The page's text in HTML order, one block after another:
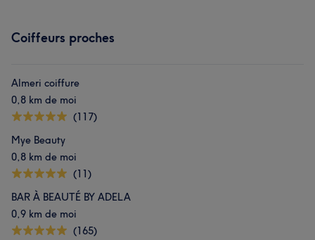
Coiffeurs proches
Almeri coiffure
0,8 km de moi
(117)
Mye Beauty
0,8 km de moi
(11)
BAR À BEAUTÉ BY ADELA
0,9 km de moi
(165)